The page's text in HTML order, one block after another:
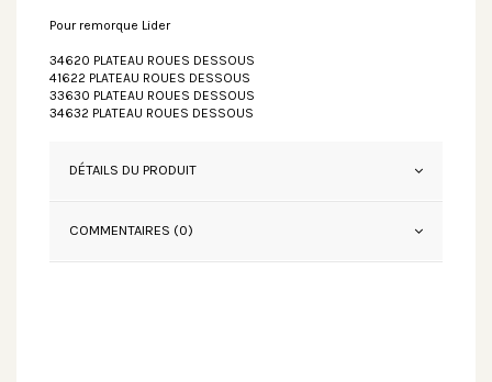
Pour remorque Lider
34620 PLATEAU ROUES DESSOUS
41622 PLATEAU ROUES DESSOUS
33630 PLATEAU ROUES DESSOUS
34632 PLATEAU ROUES DESSOUS
DÉTAILS DU PRODUIT
COMMENTAIRES (0)